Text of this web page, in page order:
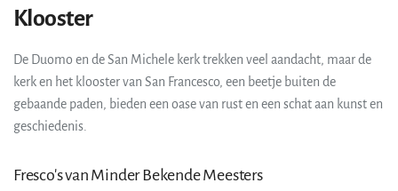
Klooster
De Duomo en de San Michele kerk trekken veel aandacht, maar de
kerk en het klooster van San Francesco, een beetje buiten de
gebaande paden, bieden een oase van rust en een schat aan kunst en
geschiedenis.
Fresco's van Minder Bekende Meesters